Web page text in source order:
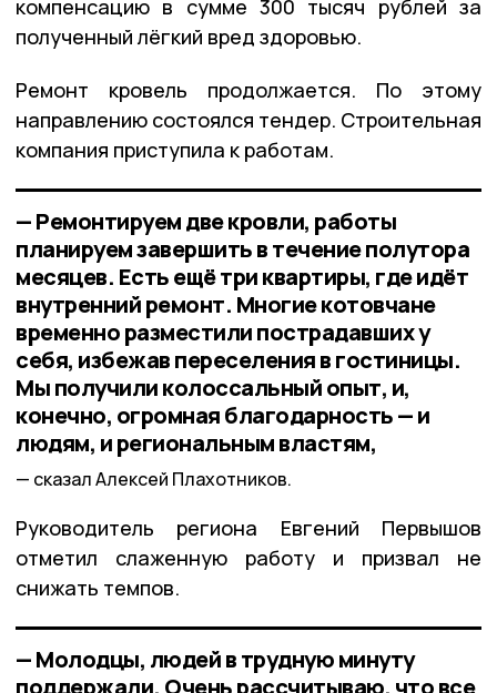
компенсацию в сумме 300 тысяч рублей за
полученный лёгкий вред здоровью.
Ремонт кровель продолжается. По этому
направлению состоялся тендер. Строительная
компания приступила к работам.
— Ремонтируем две кровли, работы
планируем завершить в течение полутора
месяцев. Есть ещё три квартиры, где идёт
внутренний ремонт. Многие котовчане
временно разместили пострадавших у
себя, избежав переселения в гостиницы.
Мы получили колоссальный опыт, и,
конечно, огромная благодарность — и
людям, и региональным властям,
сказал Алексей Плахотников.
Руководитель региона Евгений Первышов
отметил слаженную работу и призвал не
снижать темпов.
— Молодцы, людей в трудную минуту